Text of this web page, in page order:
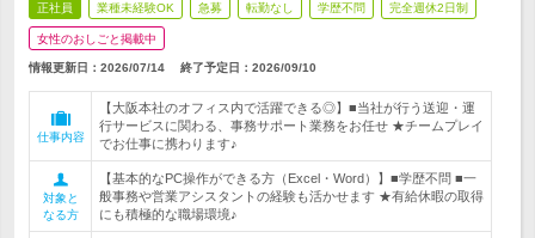
正社員 業種未経験OK 急募 転勤なし 学歴不問 完全週休2日制
女性のおしごと掲載中
情報更新日：2026/07/14 終了予定日： 2026/09/10
仕事内容
【大阪本社のオフィス内で活躍できる◎】■当社が行う送迎・運
行サービスに関わる、事務サポート業務をお任せ ★チームプレイ
でお仕事に携わります♪
対象と
なる方
【基本的なPC操作ができる方（Excel・Word）】■学歴不問 ■一
般事務や営業アシスタントの経験も活かせます ★有給休暇の取得
にも積極的な職場環境♪